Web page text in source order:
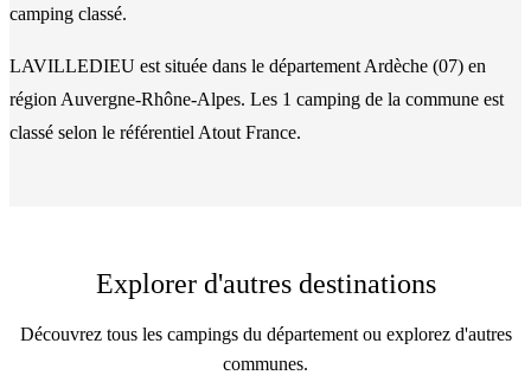
camping classé.
LAVILLEDIEU est située dans le département Ardèche (07) en
région Auvergne-Rhône-Alpes. Les 1 camping de la commune est
classé selon le référentiel Atout France.
Explorer d'autres destinations
Découvrez tous les campings du département ou explorez d'autres
communes.